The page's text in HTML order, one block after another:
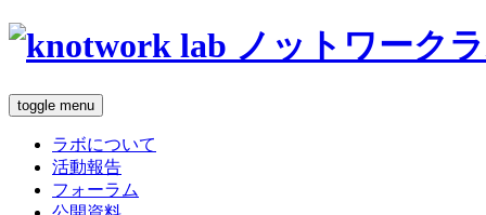
toggle menu
ラボについて
活動報告
フォーラム